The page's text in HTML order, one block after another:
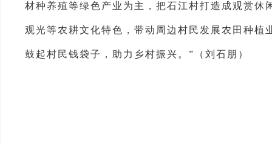
材种养殖等绿色产业为主，把石江村打造成观赏休
观光等农耕文化特色，带动周边村民发展农田种
鼓起村民钱袋子，助力乡村振兴。”（刘石朋）